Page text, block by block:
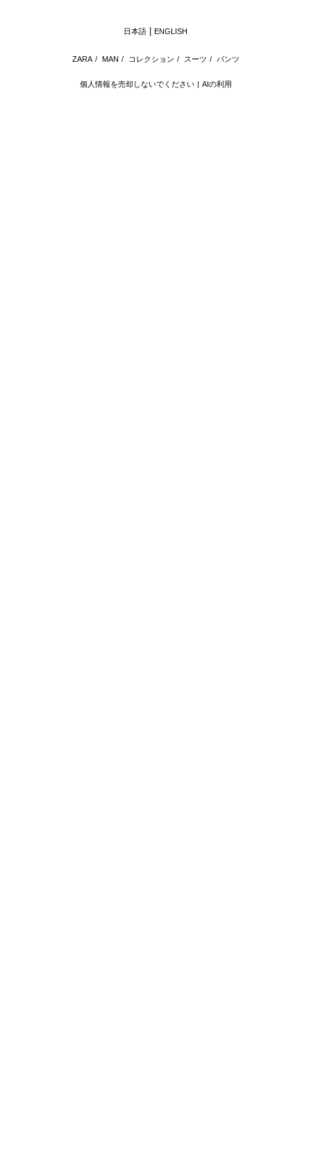
個人情報を売却しないでください AIの利用
ZARA / MAN / コレクション / スーツ / パンツ
日本語 ENGLISH